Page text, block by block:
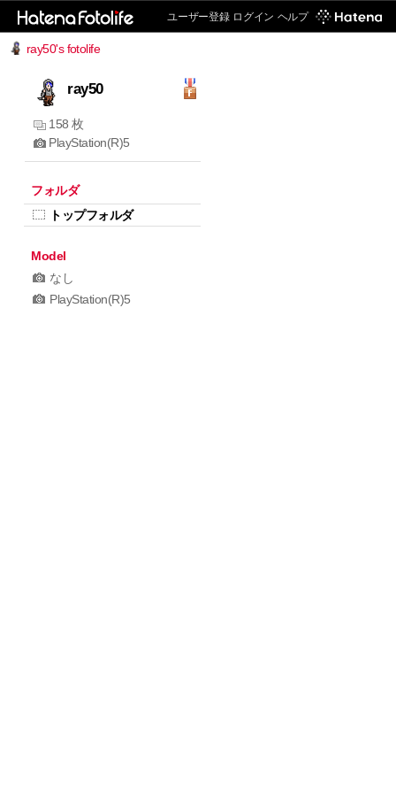
ユーザー登録 ログイン ヘルプ
ray50's fotolife
ray50
158 枚
PlayStation(R)5
フォルダ
トップフォルダ
Model
なし
PlayStation(R)5